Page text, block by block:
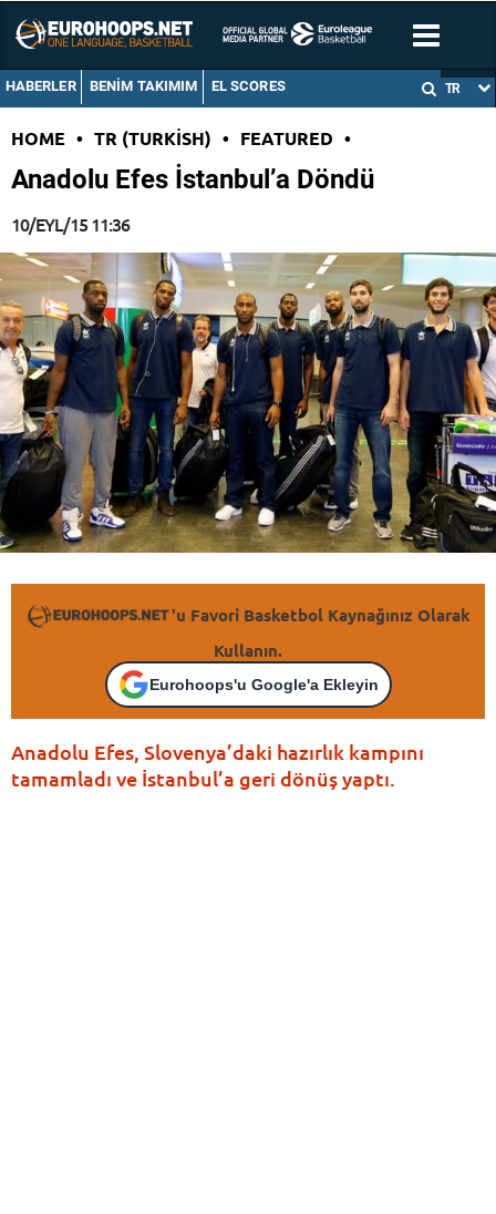
HABERLER BENIM TAKIMIM EL SCORES TR
HOME • TR (TURKISH) • FEATURED •
Anadolu Efes İstanbul’a Döndü
10/EYL/15 11:36
'u Favori Basketbol Kaynağınız Olarak
Kullanın.
Eurohoops'u Google'a Ekleyin
Anadolu Efes, Slovenya’daki hazırlık kampını
tamamladı ve İstanbul’a geri dönüş yaptı.